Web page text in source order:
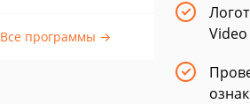
Все программы →